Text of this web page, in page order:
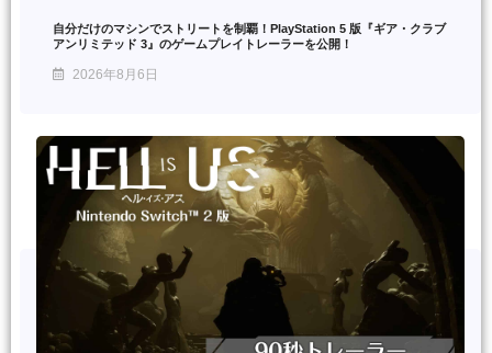
自分だけのマシンでストリートを制覇！PlayStation 5 版『ギア・クラブ
アンリミテッド 3』のゲームプレイトレーラーを公開！
2026年8月6日